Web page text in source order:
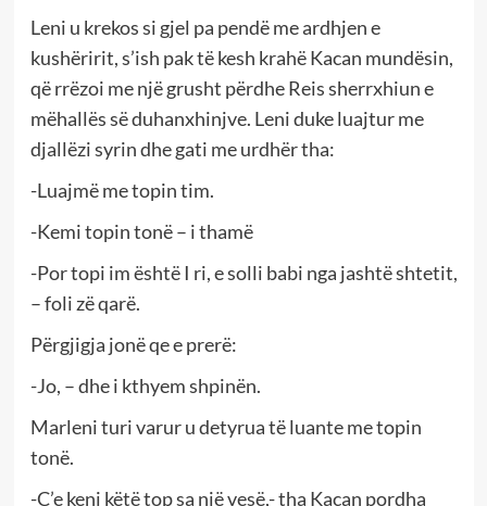
Leni u krekos si gjel pa pendë me ardhjen e
kushëririt, s’ish pak të kesh krahë Kacan mundësin,
që rrëzoi me një grusht përdhe Reis sherrxhiun e
mëhallës së duhanxhinjve. Leni duke luajtur me
djallëzi syrin dhe gati me urdhër tha:
-Luajmë me topin tim.
-Kemi topin tonë – i thamë
-Por topi im është I ri, e solli babi nga jashtë shtetit,
– foli zë qarë.
Përgjigja jonë qe e prerë:
-Jo, – dhe i kthyem shpinën.
Marleni turi varur u detyrua të luante me topin
tonë.
-Ç’e keni këtë top sa një vesë,- tha Kacan pordha